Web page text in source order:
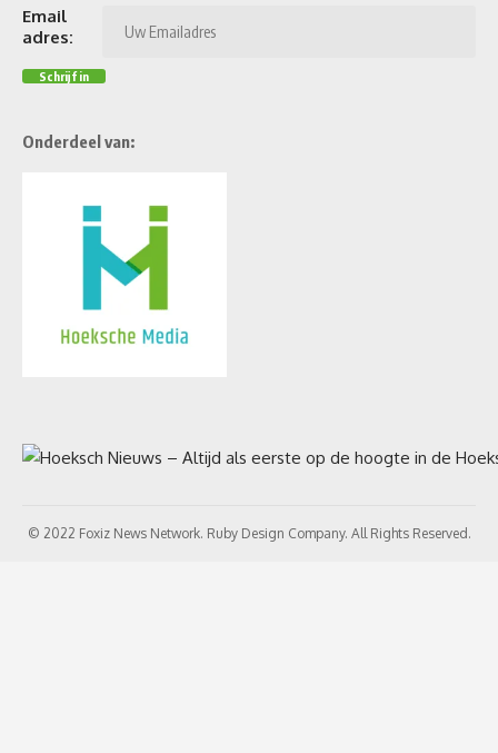
Email
adres:
Onderdeel van:
© 2022 Foxiz News Network. Ruby Design Company. All Rights Reserved.